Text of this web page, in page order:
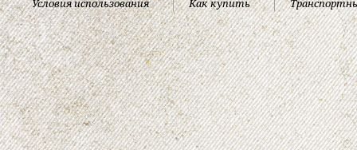
Условия использования Как купить